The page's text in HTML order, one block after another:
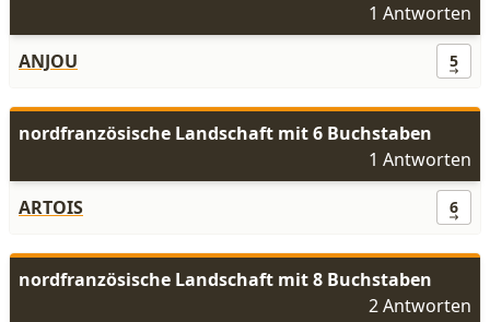
1 Antworten
ANJOU
5
nordfranzösische Landschaft mit 6 Buchstaben
1 Antworten
ARTOIS
6
nordfranzösische Landschaft mit 8 Buchstaben
2 Antworten